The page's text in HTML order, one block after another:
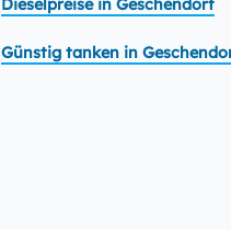
Dieselpreise in Geschendorf
Günstig tanken in